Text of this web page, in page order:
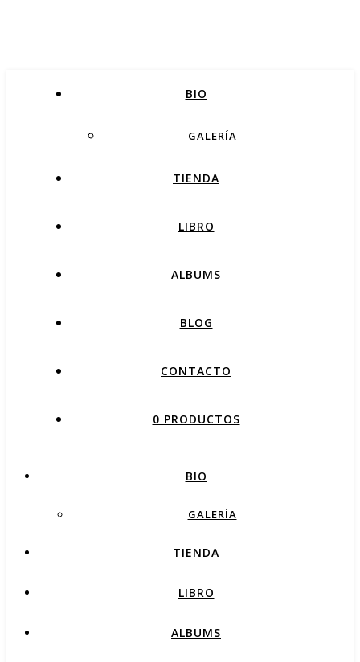
BIO
GALERÍA
TIENDA
LIBRO
ALBUMS
BLOG
CONTACTO
0 PRODUCTOS
BIO
GALERÍA
TIENDA
LIBRO
ALBUMS